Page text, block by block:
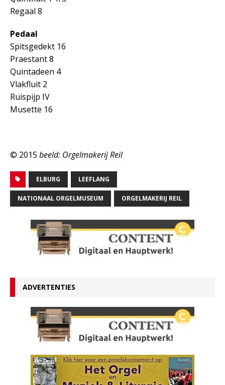
Regaal 8
Pedaal
Spitsgedekt 16
Praestant 8
Quintadeen 4
Vlakfluit 2
Ruispijp IV
Musette 16
© 2015 beeld: Orgelmakerij Reil
ELBURG LEEFLANG
NATIONAAL ORGELMUSEUM ORGELMAKERIJ REIL
ADVERTENTIES